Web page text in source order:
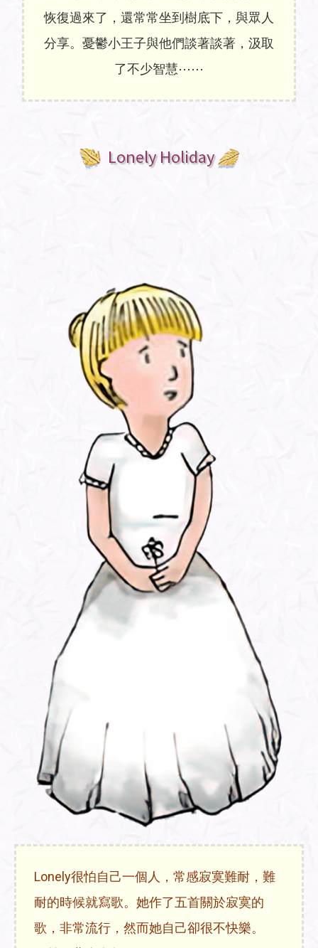
恢復過來了，還常常坐到樹底下，與眾人
分享。憂鬱小王子與他們談著談著，汲取
了不少智慧⋯⋯
Lonely Holiday
Lonely很怕自己一個人，常感寂寞難耐，難
耐的時候就寫歌。她作了五首關於寂寞的
歌，非常流行，然而她自己卻很不快樂。